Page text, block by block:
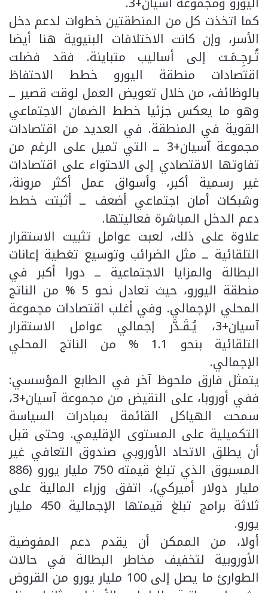
كما اتخذت كل من المنطقتين خطوات لدعم دخل
الأسر، وإن كانت الاختلافات البنيوية هنا أيضا
تُـرجِـمَـت إلى أساليب متباينة. فقد فضلت
اقتصادات منطقة اليورو خطط الاحتفاظ
بالوظائف، من خلال تعويض العمل لوقت قصير ــ
وهو ما يعكس جزئيا خطط الضمان الاجتماعي
القوية في المنطقة. في العديد من اقتصادات
مجموعة آسيان+3 ــ التي تميل على الرغم من
تفاوتها الاقتصادي إلى الاحتواء على اقتصادات
غير رسمية أكبر، وأسواق عمل أكثر مرونة،
وشبكات أمان اجتماعي أضعف ــ أثبتت خطط
دعم الدخل المباشرة فعاليتها.
علاوة على ذلك، لعبت عوامل تثبيت الاستقرار
التلقائية ــ مثل الضرائب وتوسيع تغطية إعانات
البطالة والمزايا الاجتماعية ــ دورا أكبر في
منطقة اليورو، حيث تعادل نحو 5 % من الناتج
المحلي الإجمالي. وفي أغلب اقتصادات مجموعة
آسيان+3، يُـقَـدَّر إجمالي عوامل الاستقرار
التلقائية بنحو 1.1 % من الناتج المحلي
الإجمالي.
يتمثل فارق ملحوظ آخر في الطابع المؤسسي:
ففي أوروبا، على النقيض من مجموعة آسيان+3،
سمحت الهياكل القائمة بمبادرات السياسة
التكميلية على المستوى الإقليمي. وحتى قبل
أن يطلق الاتحاد الأوروبي صندوق التعافي غير
المسبوق الذي تبلغ قيمته 750 مليار يورو (886
مليار دولار أميركي)، اتفق وزراء المالية على
ثلاثة برامج تبلغ قيمتها الإجمالية 450 مليار
يورو.
أولا، من الممكن أن يقدم دعم المفوضية
الأوروبية لتخفيف مخاطر البطالة في حالات
الطوارئ ما يصل إلى 100 مليار يورو من القروض